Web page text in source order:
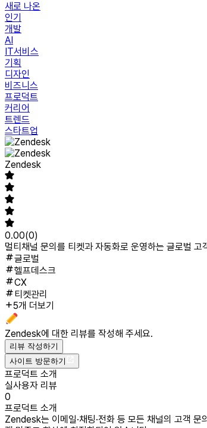
새로 나온
인기
개발
AI
IT서비스
기획
디자인
비즈니스
프로덕트
커리어
트렌드
스타트업
Zendesk
0.00(0)
멀티채널 문의를 티켓과 자동화로 운영하는 글로벌 고
글로벌
헬프데스크
CX
티켓관리
5개 더보기
Zendesk에 대한 리뷰를 작성해 주세요.
리뷰 작성하기
사이트 방문하기
프로덕트 소개
실사용자 리뷰
0
프로덕트 소개
Zendesk는 이메일·채팅·전화 등 모든 채널의 고객